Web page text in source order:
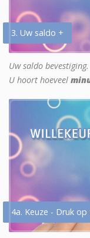
3. Uw saldo +
Uw saldo bevestiging.
U hoort hoeveel
4a. Keuze - Druk